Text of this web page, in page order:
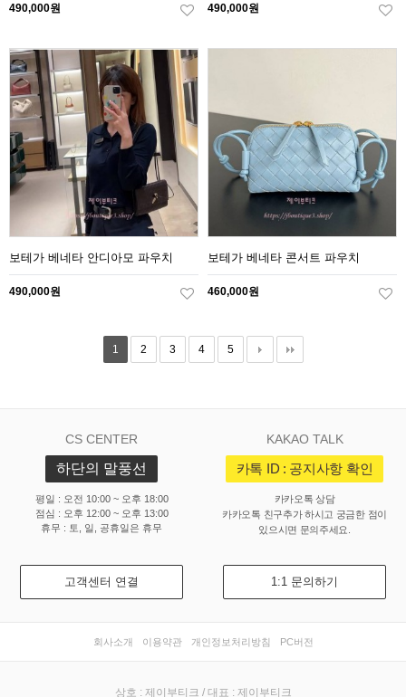
490,000원 490,000원
보테가 베네타 안디아모 파우치
490,000원
보테가 베네타 콘서트 파우치
460,000원
1 2 3 4 5
CS CENTER
하단의 말풍선
평일 : 오전 10:00 ~ 오후 18:00
점심 : 오후 12:00 ~ 오후 13:00
휴무 : 토, 일, 공휴일은 휴무
KAKAO TALK
카톡 ID : 공지사항 확인
카카오톡 상담
카카오톡 친구추가 하시고 궁금한 점이
있으시면 문의주세요.
고객센터 연결 1:1 문의하기
회사소개 이용약관 개인정보처리방침 PC버전
상호 : 제이부티크 / 대표 : 제이부티크